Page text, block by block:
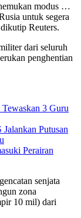
modus …
untuk segera
Reuters.
dari seluruh
penghentian
3 Guru
Putusan
Perairan
senjata
zona
10 mil) dari